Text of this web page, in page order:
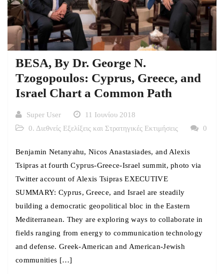
BESA, By Dr. George N.
Tzogopoulos: Cyprus, Greece, and
Israel Chart a Common Path
Super User
11 Ιουνίου 2018
0. Διεθνείς Εξελίξεις και Στρατηγικές Εκτιμήσεις
0
Benjamin Netanyahu, Nicos Anastasiades, and Alexis
Tsipras at fourth Cyprus-Greece-Israel summit, photo via
Twitter account of Alexis Tsipras EXECUTIVE
SUMMARY: Cyprus, Greece, and Israel are steadily
building a democratic geopolitical bloc in the Eastern
Mediterranean. They are exploring ways to collaborate in
fields ranging from energy to communication technology
and defense. Greek-American and American-Jewish
communities […]